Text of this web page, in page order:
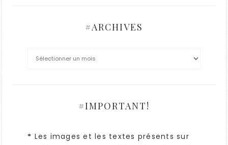
#ARCHIVES
#IMPORTANT!
* Les images et les textes présents sur